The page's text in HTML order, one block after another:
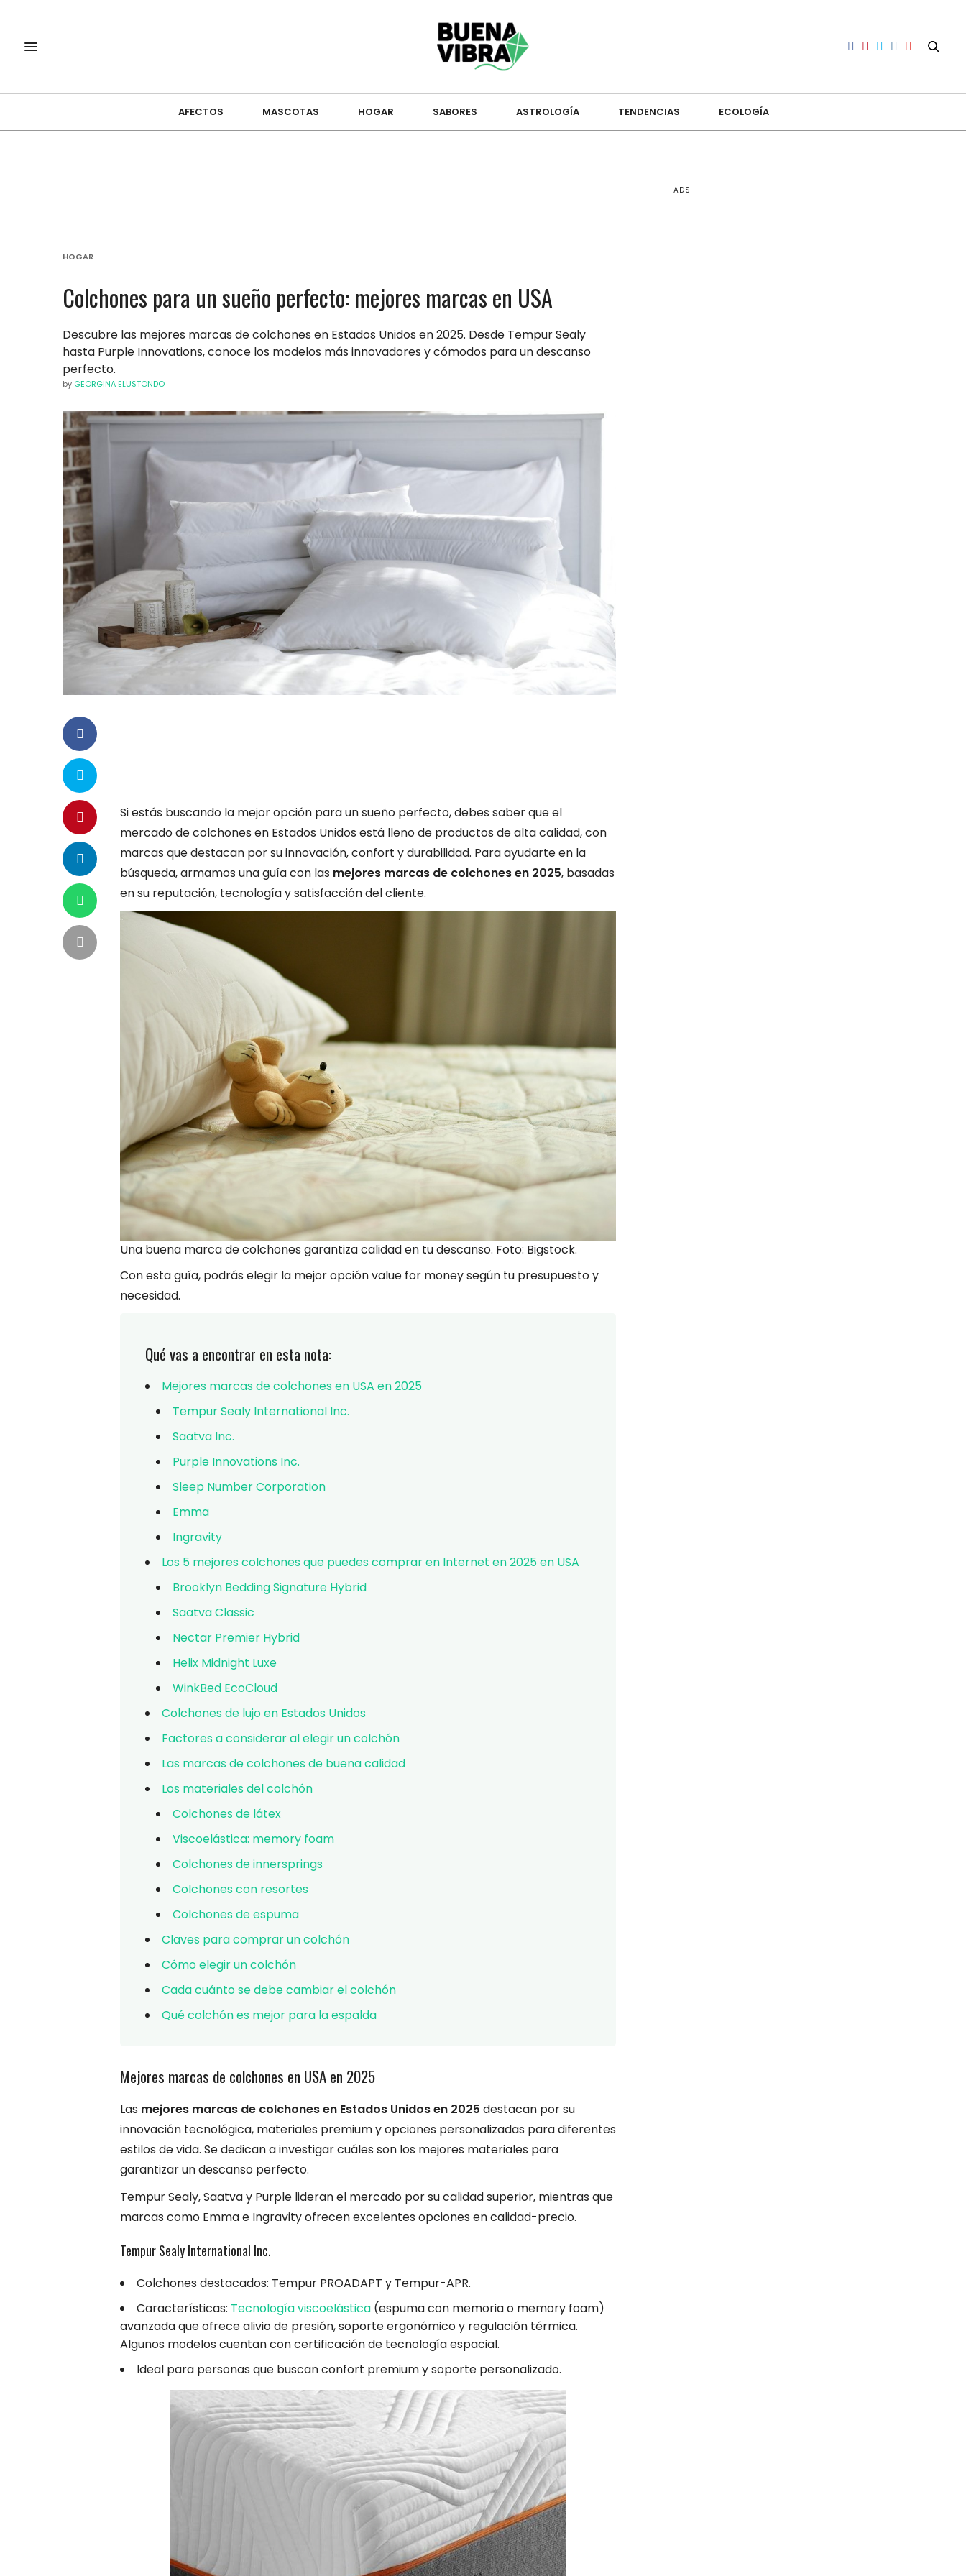
AFECTOS MASCOTAS HOGAR SABORES ASTROLOGÍA TENDENCIAS ECOLOGÍA
HOGAR
Colchones para un sueño perfecto: mejores marcas en USA
Descubre las mejores marcas de colchones en Estados Unidos en 2025. Desde Tempur Sealy
hasta Purple Innovations, conoce los modelos más innovadores y cómodos para un descanso
perfecto.
by GEORGINA ELUSTONDO
Si estás buscando la mejor opción para un sueño perfecto, debes saber que el
mercado de colchones en Estados Unidos está lleno de productos de alta calidad, con
marcas que destacan por su innovación, confort y durabilidad. Para ayudarte en la
búsqueda, armamos una guía con las mejores marcas de colchones en 2025, basadas
en su reputación, tecnología y satisfacción del cliente.
Una buena marca de colchones garantiza calidad en tu descanso. Foto: Bigstock.
Con esta guía, podrás elegir la mejor opción value for money según tu presupuesto y
necesidad.
Qué vas a encontrar en esta nota:
Mejores marcas de colchones en USA en 2025
Tempur Sealy International Inc.
Saatva Inc.
Purple Innovations Inc.
Sleep Number Corporation
Emma
Ingravity
Los 5 mejores colchones que puedes comprar en Internet en 2025 en USA
Brooklyn Bedding Signature Hybrid
Saatva Classic
Nectar Premier Hybrid
Helix Midnight Luxe
WinkBed EcoCloud
Colchones de lujo en Estados Unidos
Factores a considerar al elegir un colchón
Las marcas de colchones de buena calidad
Los materiales del colchón
Colchones de látex
Viscoelástica: memory foam
Colchones de innersprings
Colchones con resortes
Colchones de espuma
Claves para comprar un colchón
Cómo elegir un colchón
Cada cuánto se debe cambiar el colchón
Qué colchón es mejor para la espalda
Mejores marcas de colchones en USA en 2025
Las mejores marcas de colchones en Estados Unidos en 2025 destacan por su
innovación tecnológica, materiales premium y opciones personalizadas para diferentes
estilos de vida. Se dedican a investigar cuáles son los mejores materiales para
garantizar un descanso perfecto.
Tempur Sealy, Saatva y Purple lideran el mercado por su calidad superior, mientras que
marcas como Emma e Ingravity ofrecen excelentes opciones en calidad-precio.
Tempur Sealy International Inc.
Colchones destacados: Tempur PROADAPT y Tempur-APR.
Características: Tecnología viscoelástica (espuma con memoria o memory foam)
avanzada que ofrece alivio de presión, soporte ergonómico y regulación térmica.
Algunos modelos cuentan con certificación de tecnología espacial.
Ideal para personas que buscan confort premium y soporte personalizado.
ADS